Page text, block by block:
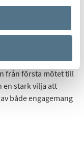
2022. Med sin
går han
både möta och
stor vikt vid att
från första mötet till
en stark vilja att
både engagemang